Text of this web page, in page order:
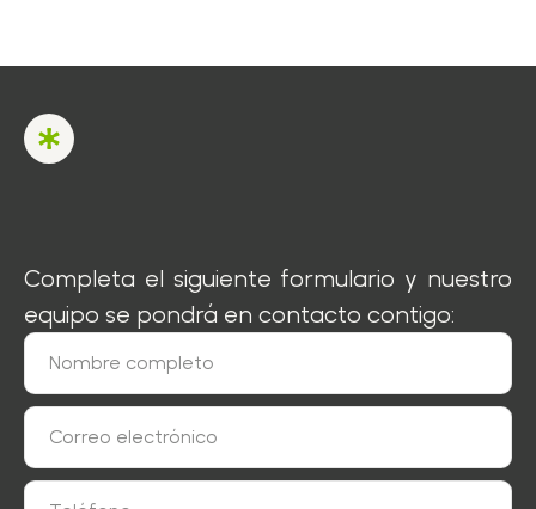
Completa el siguiente formulario y nuestro
equipo se pondrá en contacto contigo: